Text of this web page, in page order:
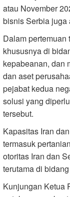
atau November
bisnis Serbia juga
Dalam pertemuan
khususnya di
kepabeanan, dan
dan aset
pejabat kedua
solusi yang
tersebut.
Kapasitas Iran
termasuk
otoritas Iran dan
terutama di
Kunjungan Ketua